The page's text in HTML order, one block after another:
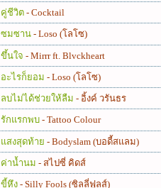
คู่ชีวิต - Cocktail
ซมซาน - Loso (โลโซ)
ขึ้นใจ - Mirrr ft. Blvckheart
อะไรก็ยอม - Loso (โลโซ)
ลบไม่ได้ช่วยให้ลืม - อิ้งค์ วรันธร
รักแรกพบ - Tattoo Colour
แสงสุดท้าย - Bodyslam (บอดี้สแลม)
ค่าน้ำนม - สไปซี่ คิดส์
ขี้หึง - Silly Fools (ซิลลี่ฟูลส์)